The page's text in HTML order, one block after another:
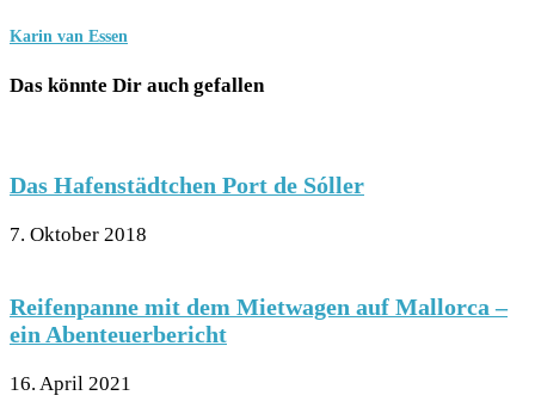
Karin van Essen
Das könnte Dir auch gefallen
Das Hafenstädtchen Port de Sóller
7. Oktober 2018
Reifenpanne mit dem Mietwagen auf Mallorca –
ein Abenteuerbericht
16. April 2021